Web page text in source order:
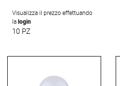
Visualizza il prezzo effettuando
la login
10 PZ